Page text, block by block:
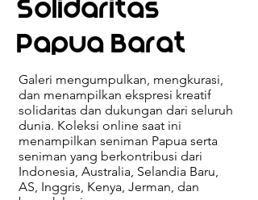
Solidaritas
Papua Barat
Galeri mengumpulkan, mengkurasi,
dan menampilkan ekspresi kreatif
solidaritas dan dukungan dari seluruh
dunia. Koleksi online saat ini
menampilkan seniman Papua serta
seniman yang berkontribusi dari
Indonesia, Australia, Selandia Baru,
AS, Inggris, Kenya, Jerman, dan